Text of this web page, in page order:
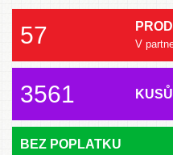
57 V
3561
BEZ POPLATKU